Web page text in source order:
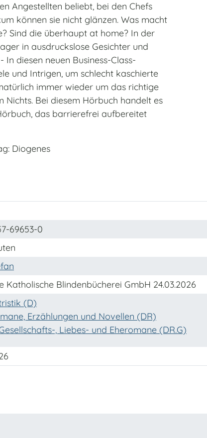
Angestellten beliebt, bei den Chefs
können sie nicht glänzen. Was macht
Sind die überhaupt at home? In der
in ausdruckslose Gesichter und
diesen neuen Business-Class-
und Intrigen, um schlecht kaschierte
immer wieder um das richtige
Bei diesem Hörbuch handelt es
das barrierefrei aufbereitet
Diogenes
69653-0
Katholische Blindenbücherei GmbH 24.03.2026
(D)
Erzählungen und Novellen (DR)
, Liebes- und Eheromane (DR.G)